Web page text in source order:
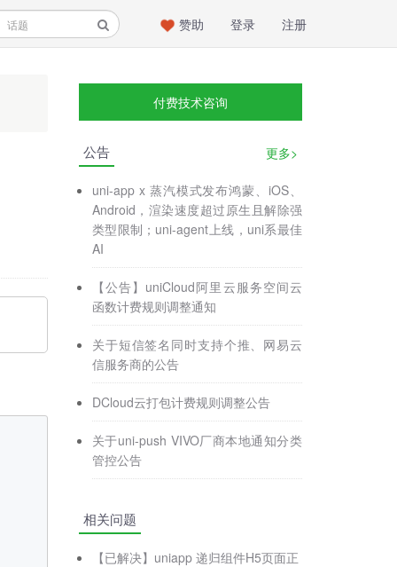
注册
登录
赞助
付费技术咨询
公告 更多>
uni-app x 蒸汽模式发布鸿蒙、iOS、
Android，渲染速度超过原生且解除强
类型限制；uni-agent上线，uni系最佳
AI
【公告】uniCloud阿里云服务空间云
函数计费规则调整通知
关于短信签名同时支持个推、网易云
信服务商的公告
DCloud云打包计费规则调整公告
关于uni-push VIVO厂商本地通知分类
管控公告
相关问题
【已解决】uniapp 递归组件H5页面正